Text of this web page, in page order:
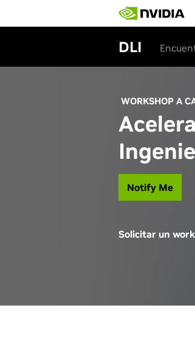
main
DLI
WORKSHOP A
Notify Me
Solicitar un